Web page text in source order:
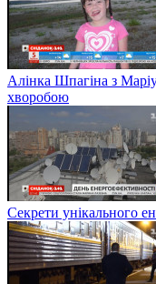
Алінка Шпагіна з
хворобою
Секрети унікального